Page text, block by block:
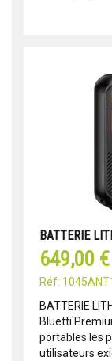
BATTERIE
649,00 €
Réf:
BATTERIE
Bluetti
portables les
utilisateurs